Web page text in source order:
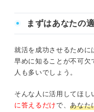
まずはあなたの
就活を成功させるために
早めに知ることが不可欠
人も多いでしょう。
そんな人に活用してほし
に答えるだけで、あなた